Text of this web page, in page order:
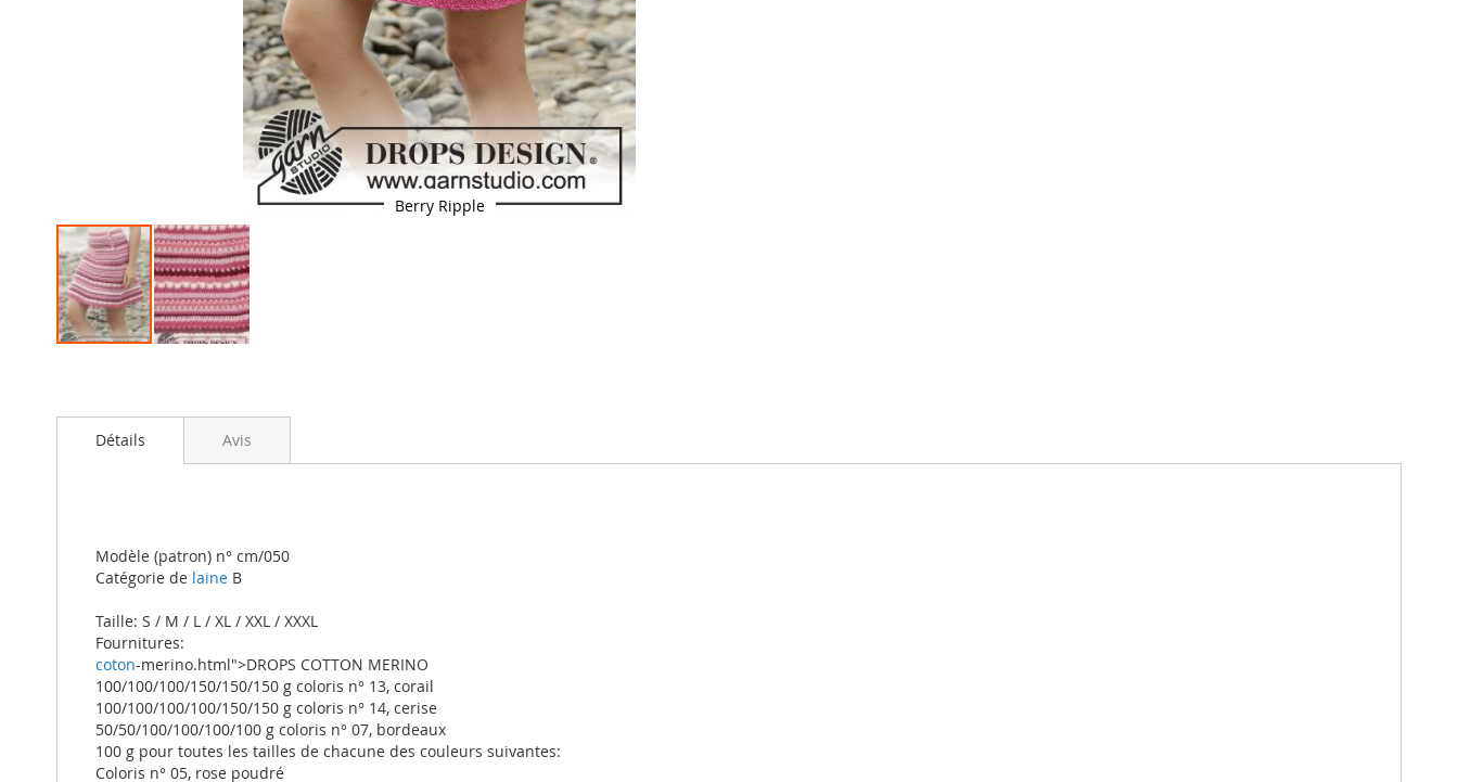
Berry Ripple
beginning
Détails
Modèle (patron) n° cm/050
Catégorie de laine B
Taille: S / M / L / XL / XXL / XXXL
Fournitures:
coton-merino.html">DROPS COTTON MERINO
100/100/100/150/150/150 g coloris n° 13, corail
100/100/100/100/150/150 g coloris n° 14, cerise
50/50/100/100/100/100 g coloris n° 07, bordeaux
100 g pour toutes les tailles de chacune des couleurs suivantes:
Coloris n° 05, rose poudré
Avis